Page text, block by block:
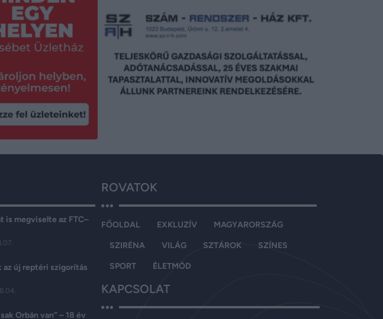
is megviselte az FTC–
az új reptéri szigorítás
Orbán van” – 18 év
ROVATOK
FŐOLDAL EXKLUZÍV MAGYARORSZÁG
SZIRÉNA VILÁG SZTÁROK SZÍNES
SPORT ÉLETMÓD
KAPCSOLAT